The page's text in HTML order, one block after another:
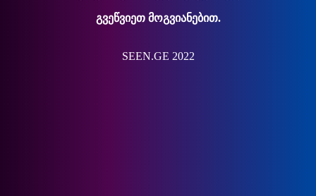
გვეწვიეთ მოგვიანებით.
SEEN.GE 2022